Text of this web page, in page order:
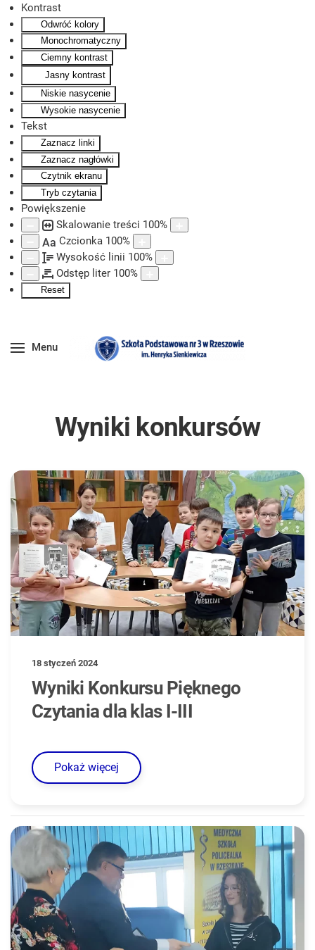
Kontrast
Odwróć kolory
Monochromatyczny
Ciemny kontrast
Jasny kontrast
Niskie nasycenie
Wysokie nasycenie
Tekst
Zaznacz linki
Zaznacz nagłówki
Czytnik ekranu
Tryb czytania
Powiększenie
Skalowanie treści 100%
Aa Czcionka 100%
Wysokość linii 100%
Odstęp liter 100%
Reset
Skip to main content
Menu
Wyniki konkursów
18 styczeń 2024
Wyniki Konkursu Pięknego
Czytania dla klas I-III
Pokaż więcej